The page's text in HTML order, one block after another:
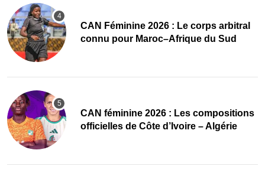
‎CAN Féminine 2026 : Le corps arbitral
connu pour Maroc–Afrique du Sud
‎CAN féminine 2026 : Les compositions
officielles de Côte d’Ivoire – Algérie